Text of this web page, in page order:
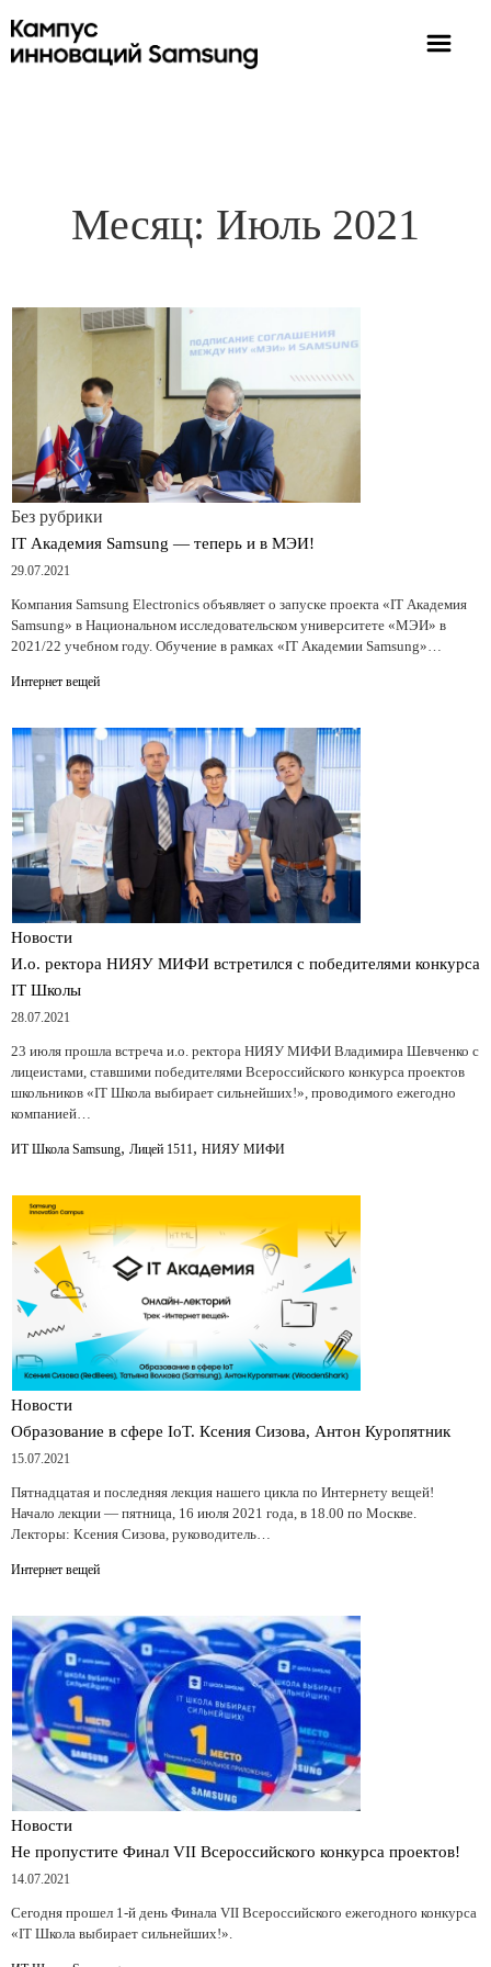
Месяц: Июль 2021
Без рубрики
IT Академия Samsung — теперь и в МЭИ!
29.07.2021
Компания Samsung Electronics объявляет о запуске проекта «IT Академия
Samsung» в Национальном исследовательском университете «МЭИ» в
2021/22 учебном году. Обучение в рамках «IT Академии Samsung»…
Интернет вещей
Новости
И.о. ректора НИЯУ МИФИ встретился с победителями конкурса
IT Школы
28.07.2021
23 июля прошла встреча и.о. ректора НИЯУ МИФИ Владимира Шевченко с
лицеистами, ставшими победителями Всероссийского конкурса проектов
школьников «IT Школа выбирает сильнейших!», проводимого ежегодно
компанией…
ИТ Школа Samsung, Лицей 1511 , НИЯУ МИФИ
Новости
Образование в сфере IoT. Ксения Сизова, Антон Куропятник
15.07.2021
Пятнадцатая и последняя лекция нашего цикла по Интернету вещей!
Начало лекции — пятница, 16 июля 2021 года, в 18.00 по Москве.
Лекторы: Ксения Сизова, руководитель…
Интернет вещей
Новости
Не пропустите Финал VII Всероссийского конкурса проектов!
14.07.2021
Сегодня прошел 1-й день Финала VII Всероссийского ежегодного конкурса
«IT Школа выбирает сильнейших!».